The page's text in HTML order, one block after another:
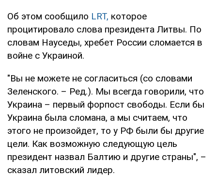
Об этом сообщило LRT, которое
процитировало слова президента Литвы. По
словам Науседы, хребет России сломается в
войне с Украиной.
"Вы не можете не согласиться (со словами
Зеленского. – Ред.). Мы всегда говорили, что
Украина – первый форпост свободы. Если бы
Украина была сломана, а мы считаем, что
этого не произойдет, то у РФ были бы другие
цели. Как возможную следующую цель
президент назвал Балтию и другие страны", –
сказал литовский лидер.